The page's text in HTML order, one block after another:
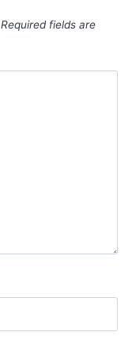
Required fields are